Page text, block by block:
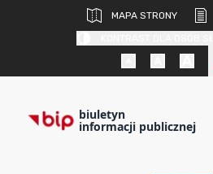
MAPA STRONY
biuletyn
informacji publicznej